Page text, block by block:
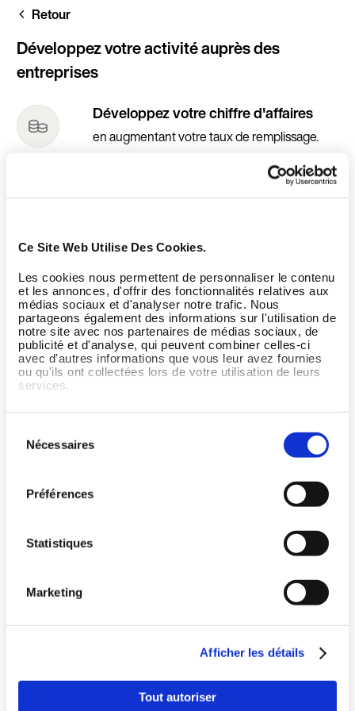
Ce Site Web Utilise Des Cookies.
Les cookies nous permettent de personnaliser le contenu
et les annonces, d'offrir des fonctionnalités relatives aux
médias sociaux et d'analyser notre trafic. Nous
partageons également des informations sur l'utilisation de
notre site avec nos partenaires de médias sociaux, de
publicité et d'analyse, qui peuvent combiner celles-ci
avec d'autres informations que vous leur avez fournies
ou qu'ils ont collectées lors de votre utilisation de leurs
services.
Nécessaires
Préférences
Statistiques
Marketing
Afficher les détails
Tout autoriser
Aller
principal
Retour
Développez votre activité auprès des
entreprises
Développez votre chiffre d'affaires
en augmentant votre taux de remplissage.
complémentaire.
en bénéficiant de nos actions de
communication.
Langue